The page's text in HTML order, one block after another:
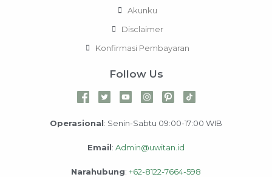
Akunku
Disclaimer
Konfirmasi Pembayaran
Follow Us
Operasional: Senin-Sabtu 09:00-17:00 WIB
Email: Admin@uwitan.id
Narahubung: +62-8122-7664-598